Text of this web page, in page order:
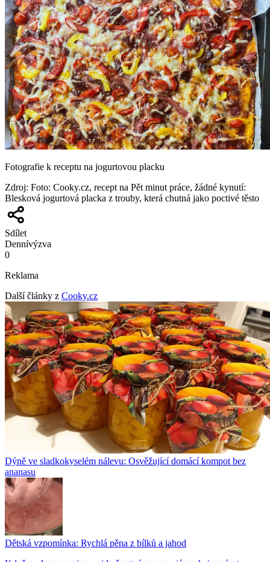
Fotografie k receptu na jogurtovou placku
Zdroj: Foto: Cooky.cz, recept na Pět minut práce, žádné kynutí:
Blesková jogurtová placka z trouby, která chutná jako poctivé těsto
Sdílet
Dennívýzva
0
Reklama
Další články z Cooky.cz
Dýně ve sladkokyselém nálevu: Osvěžující domácí kompot bez
ananasu
Dětská vzpomínka: Rychlá pěna z bílků a jahod